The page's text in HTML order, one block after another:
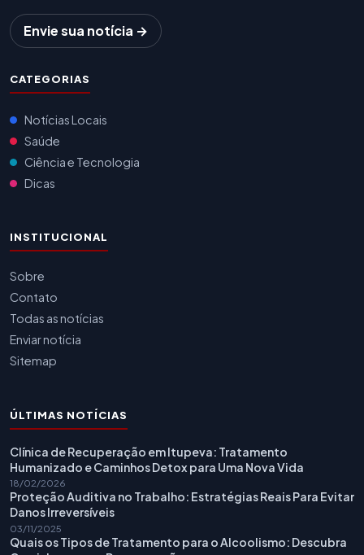
Envie sua notícia →
CATEGORIAS
Notícias Locais
Saúde
Ciência e Tecnologia
Dicas
INSTITUCIONAL
Sobre
Contato
Todas as notícias
Enviar notícia
Sitemap
ÚLTIMAS NOTÍCIAS
Clínica de Recuperação em Itupeva: Tratamento
Humanizado e Caminhos Detox para Uma Nova Vida
18/02/2026
Proteção Auditiva no Trabalho: Estratégias Reais Para Evitar
Danos Irreversíveis
03/11/2025
Quais os Tipos de Tratamento para o Alcoolismo: Descubra